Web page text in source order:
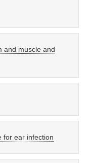
and muscle and
for ear infection